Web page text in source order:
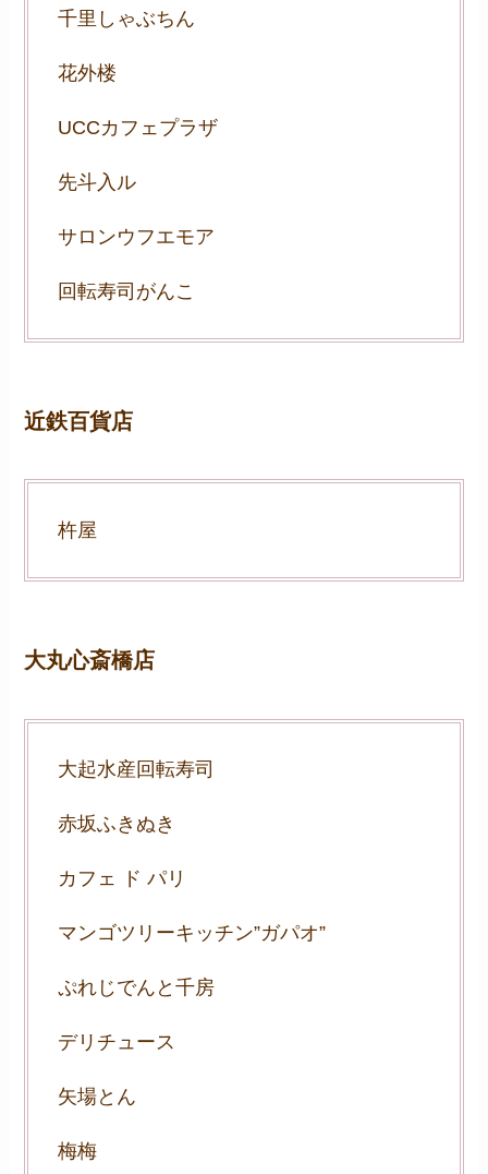
千里しゃぶちん
花外楼
UCCカフェプラザ
先斗入ル
サロンウフエモア
回転寿司がんこ
近鉄百貨店
杵屋
大丸心斎橋店
大起水産回転寿司
赤坂ふきぬき
カフェ ド パリ
マンゴツリーキッチン”ガパオ”
ぷれじでんと千房
デリチュース
矢場とん
梅梅